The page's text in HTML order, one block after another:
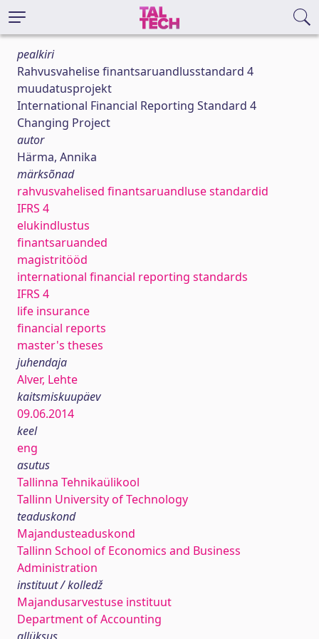
pealkiri
Rahvusvahelise finantsaruandlusstandard 4
muudatusprojekt
International Financial Reporting Standard 4
Changing Project
autor
Härma, Annika
märksõnad
rahvusvahelised finantsaruandluse standardid
IFRS 4
elukindlustus
finantsaruanded
magistritööd
international financial reporting standards
IFRS 4
life insurance
financial reports
master's theses
juhendaja
Alver, Lehte
kaitsmiskuupäev
09.06.2014
keel
eng
asutus
Tallinna Tehnikaülikool
Tallinn University of Technology
teaduskond
Majandusteaduskond
Tallinn School of Economics and Business
Administration
instituut / kolledž
Majandusarvestuse instituut
Department of Accounting